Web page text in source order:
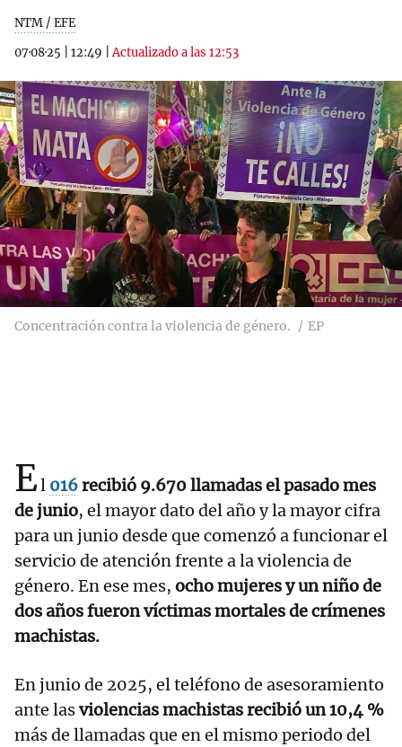
NTM / EFE
07·08·25
12:49 |Actualizado a las 12:53
Concentración contra la violencia de género. EP
El 016recibió 9.670 llamadas el pasado mes
de junio, el mayor dato del año y la mayor cifra
para un junio desde que comenzó a funcionar el
servicio de atención frente a la violencia de
género. En ese mes, ocho mujeres y un niño de
dos años fueron víctimas mortales de crímenes
machistas.
En junio de 2025, el teléfono de asesoramiento
ante lasviolencias machistas recibió un 10,4 %
más de llamadas que en el mismo periodo del